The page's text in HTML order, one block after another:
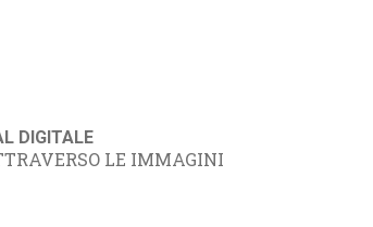
DIGITALE
LE IMMAGINI